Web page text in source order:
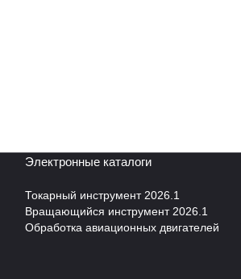
Электронные каталоги
Токарный инструмент 2026.1
Вращающийся инструмент 2026.1
Обработка авиационных двигателей